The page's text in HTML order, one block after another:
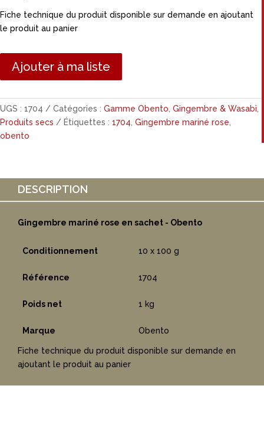
Fiche technique du produit disponible sur demande en ajoutant
le produit au panier
Ajouter à ma liste
UGS : 1704 Catégories : Gamme Obento Gingembre & Wasabi
Produits secs
Étiquettes : 1704 Gingembre mariné rose
obento
DESCRIPTION
Gingembre mariné rose en sachet - Obento
Conditionnement 10 x 100 g
Référence 1704
Poids net 1 kg
Marque Obento
Fiche technique du produit disponible sur demande en
ajoutant le produit au panier